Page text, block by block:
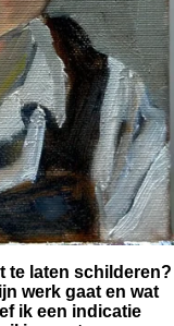
te laten schilderen?
werk gaat en wat
ik een indicatie